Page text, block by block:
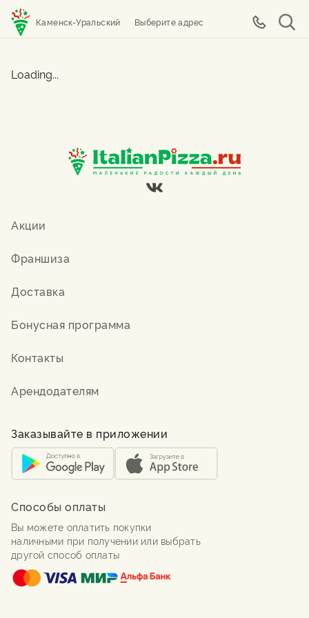
Каменск-Уральский Выберите адрес
Loading...
Акции
Франшиза
Доставка
Бонусная программа
Контакты
Арендодателям
Заказывайте в приложении
Способы оплаты
Вы можете оплатить покупки
наличными при получении или выбрать
другой способ оплаты